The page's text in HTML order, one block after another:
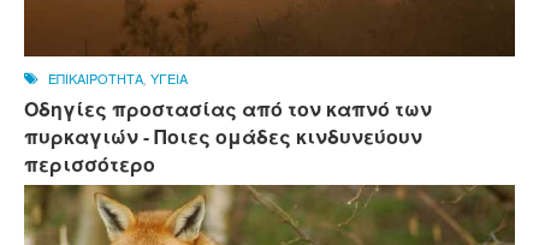
ΕΠΙΚΑΙΡΟΤΗΤΑ ΥΓΕΙΑ
Οδηγίες προστασίας από τον καπνό των
πυρκαγιών - Ποιες ομάδες κινδυνεύουν
περισσότερο